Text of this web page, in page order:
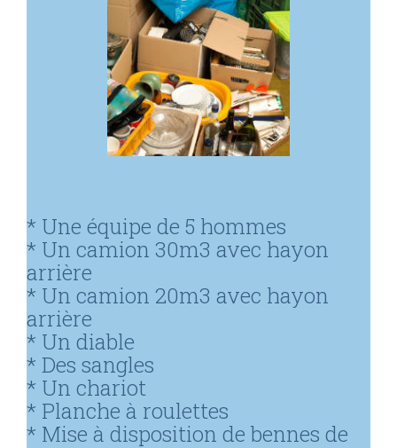
* Une équipe de 5 hommes
* Un camion 30m3 avec hayon
arrière
* Un camion 20m3 avec hayon
arrière
* Un diable
* Des sangles
* Un chariot
* Planche à roulettes
* Mise à disposition de bennes de